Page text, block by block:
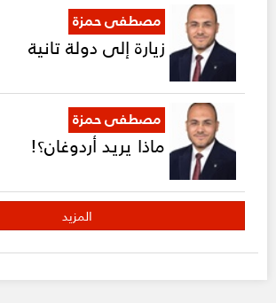
مصطفى حمزة
زيارة إلى دولة تانية
مصطفى حمزة
ماذا يريد أردوغان؟!
المزيد